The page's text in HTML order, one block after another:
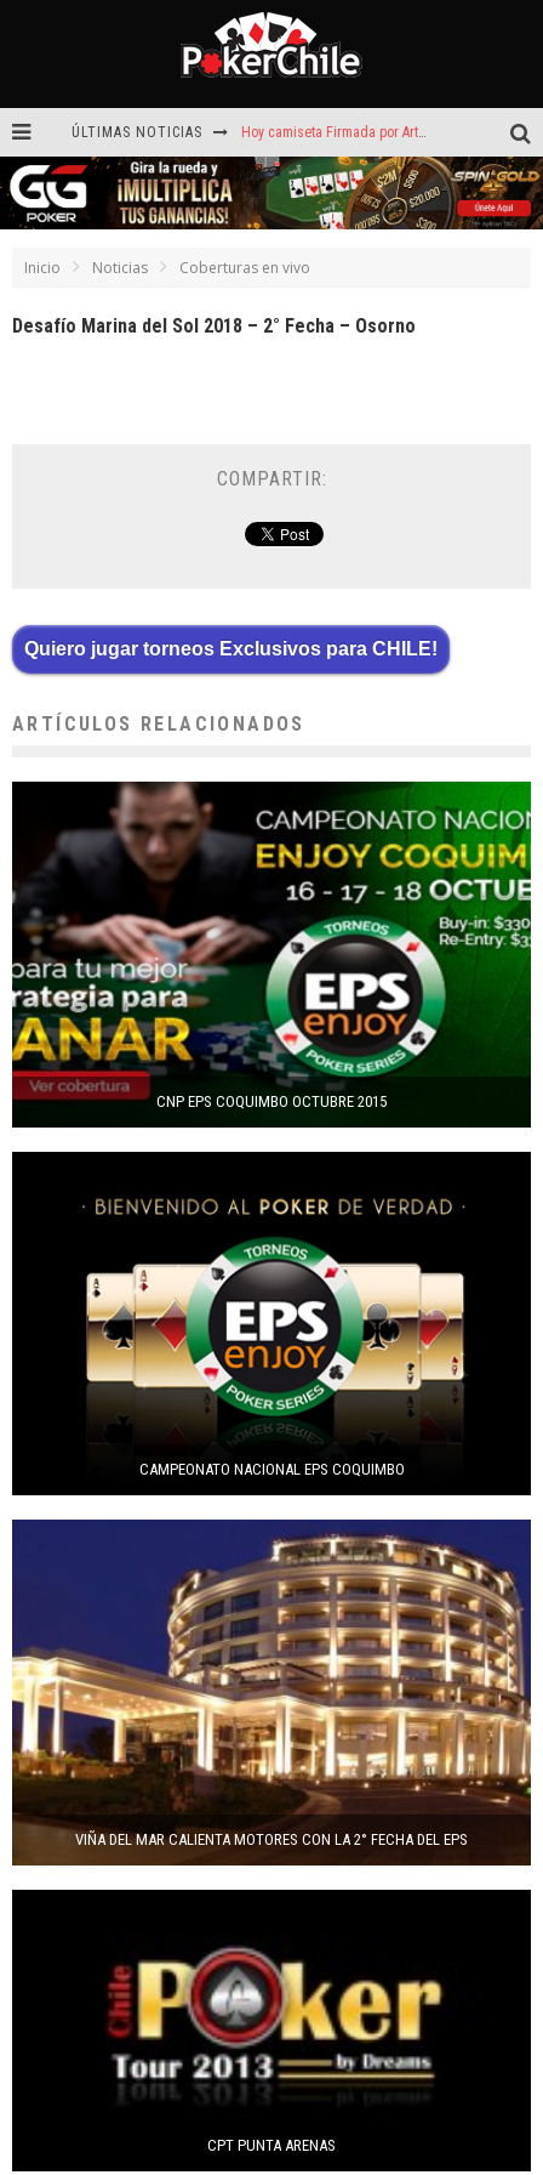
ÚLTIMAS NOTICIAS
La generación dorada de 2011: el año en que Chile conquistó el póker internacional
¡Sábado de ases! Punta Arenas y Valdivia repartieron más de $3,8 millones
Inicio Noticias Coberturas en vivo
Desafío Marina del Sol 2018 – 2° Fecha – Osorno
COMPARTIR:
Quiero jugar torneos Exclusivos para CHILE!
ARTÍCULOS RELACIONADOS
CNP EPS COQUIMBO OCTUBRE 2015
CAMPEONATO NACIONAL EPS COQUIMBO
VIÑA DEL MAR CALIENTA MOTORES CON LA 2° FECHA DEL EPS
CPT PUNTA ARENAS